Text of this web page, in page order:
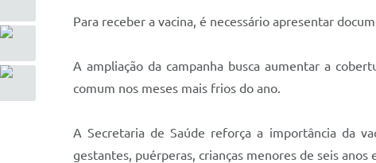
Para receber a vacina, é necessário apresentar
A ampliação da campanha busca aumentar a
comum nos meses mais frios do ano.
A Secretaria de Saúde reforça a importância da
gestantes, puérperas, crianças menores de seis anos